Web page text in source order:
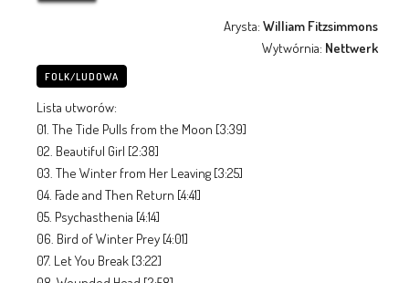
Arysta:William Fitzsimmons
Wytwórnia: Nettwerk
FOLK/LUDOWA
Lista utworów:
01. The Tide Pulls from the Moon [3:39]
02. Beautiful Girl [2:38]
03. The Winter from Her Leaving [3:25]
04. Fade and Then Return [4:41]
05. Psychasthenia [4:14]
06. Bird of Winter Prey [4:01]
07. Let You Break [3:22]